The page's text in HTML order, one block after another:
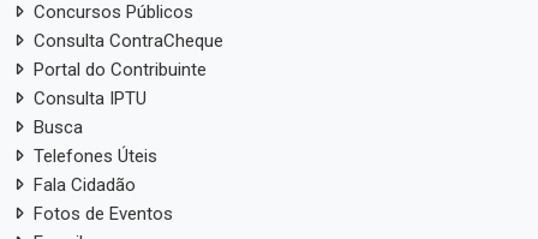
Concursos Públicos
Consulta ContraCheque
Portal do Contribuinte
Consulta IPTU
Busca
Telefones Úteis
Fala Cidadão
Fotos de Eventos